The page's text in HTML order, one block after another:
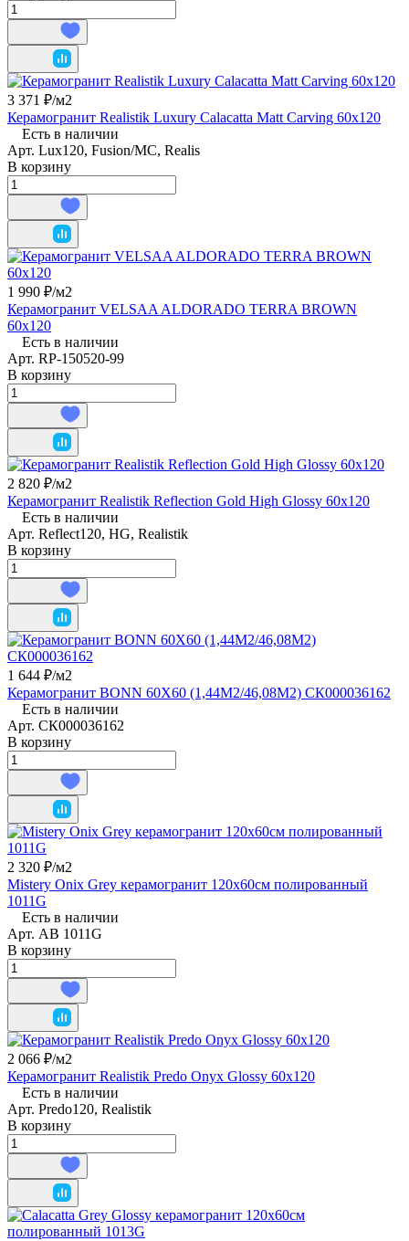
3 371 ₽/м2
Керамогранит Realistik Luxury Calacatta Matt Carving 60x120
Есть в наличии
Арт. Lux120, Fusion/MC, Realis
В корзину
1 990 ₽/м2
Керамогранит VELSAA ALDORADO TERRA BROWN
60х120
Есть в наличии
Арт. RP-150520-99
В корзину
2 820 ₽/м2
Керамогранит Realistik Reflection Gold High Glossy 60x120
Есть в наличии
Арт. Reflect120, HG, Realistik
В корзину
1 644 ₽/м2
Керамогранит BONN 60Х60 (1,44М2/46,08М2) СК000036162
Есть в наличии
Арт. СК000036162
В корзину
2 320 ₽/м2
Mistery Onix Grey керамогранит 120x60см полированный
1011G
Есть в наличии
Арт. AB 1011G
В корзину
2 066 ₽/м2
Керамогранит Realistik Predo Onyx Glossy 60x120
Есть в наличии
Арт. Predo120, Realistik
В корзину